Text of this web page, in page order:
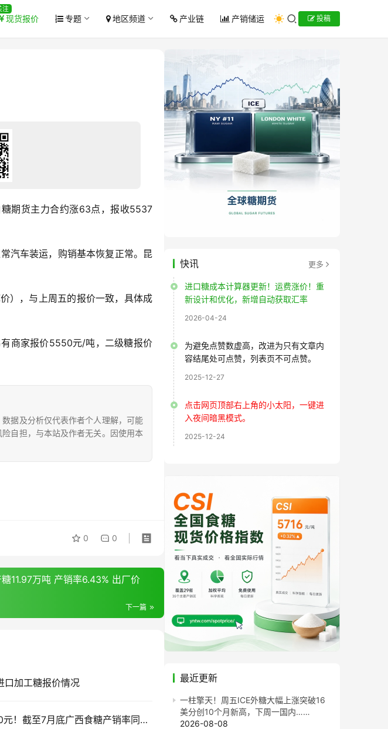
注
现货报价 专题 地区频道 产业链 产销储运 投稿
期货主力合约涨63点，报收5537
汽车装运，购销基本恢复正常。昆
），与上周五的报价一致，具体成
商家报价5550元/吨，二级糖报价
据及分析仅代表作者个人理解，可能
自担，与本站及作者无关。因使用本
0 0
11.97万吨 产销率6.43% 出厂价
下一篇
口加工糖报价情况
售价同比每吨跌820元！截至7月底广西食糖产销率同比下降13.77%
快讯 更多
进口糖成本计算器更新！运费涨价！重
新设计和优化，新增自动获取汇率
2026-04-24
为避免点赞数虚高，改进为只有文章内
容结尾处可点赞，列表页不可点赞。
2025-12-27
点击网页顶部右上角的小太阳，一键进
入夜间暗黑模式。
2025-12-24
最近更新
一柱擎天！周五ICE外糖大幅上涨突破16
美分创10个月新高，下周一国内……
2026-08-08